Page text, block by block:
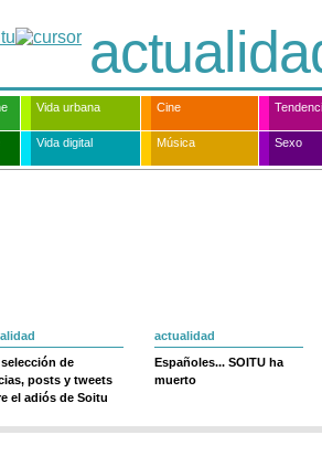
Vida urbana Cine
Vida digital Música Sexo
de
posts y tweets
el adiós de Soitu
actualidad
Españoles... SOITU ha
muerto